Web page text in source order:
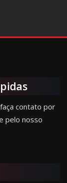
contato por
pelo nosso